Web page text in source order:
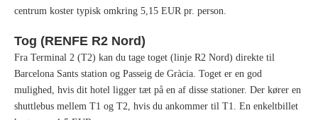
centrum koster typisk omkring 5,15 EUR pr. person.
Tog (RENFE R2 Nord)
Fra Terminal 2 (T2) kan du tage toget (linje R2 Nord) direkte til
Barcelona Sants station og Passeig de Gràcia. Toget er en god
mulighed, hvis dit hotel ligger tæt på en af disse stationer. Der kører en
shuttlebus mellem T1 og T2, hvis du ankommer til T1. En enkeltbillet